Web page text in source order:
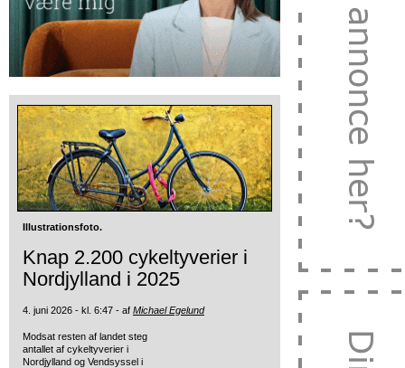
Illustrationsfoto.
Knap 2.200 cykeltyverier i
Nordjylland i 2025
4. juni 2026 - kl. 6:47 - af Michael Egelund
Modsat resten af landet steg
antallet af cykeltyverier i
Nordjylland og Vendsyssel i